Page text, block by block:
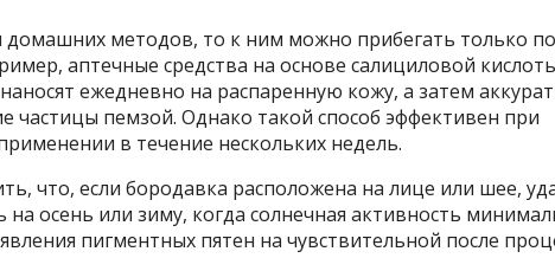
домашних методов, то к ним можно прибегать только
аптечные средства на основе салициловой
ежедневно на распаренную кожу, а затем
частицы пемзой. Однако такой способ эффективен при
в течение нескольких недель.
что, если бородавка расположена на лице или шее,
на осень или зиму, когда солнечная активность
пигментных пятен на чувствительной после